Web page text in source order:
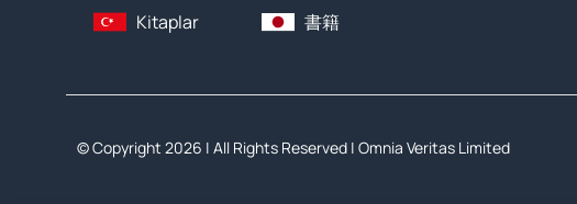
Kitaplar
書籍
© Copyright 2026 | All Rights Reserved | Omnia Veritas Limited